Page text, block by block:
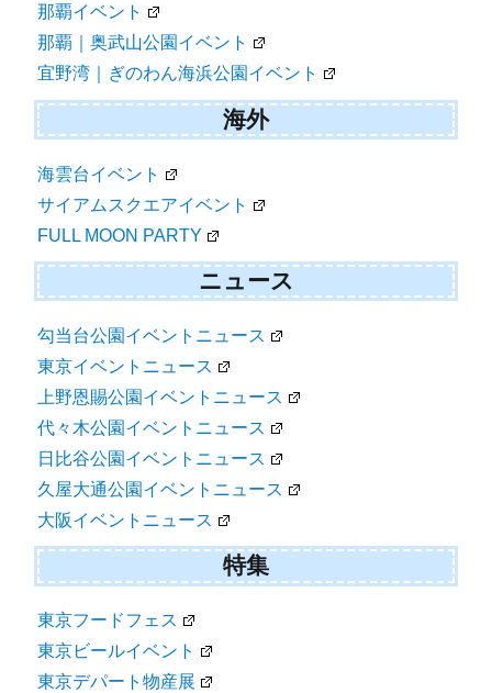
那覇イベント
那覇｜奥武山公園イベント
宜野湾｜ぎのわん海浜公園イベント
海外
海雲台イベント
サイアムスクエアイベント
FULL MOON PARTY
ニュース
勾当台公園イベントニュース
東京イベントニュース
上野恩賜公園イベントニュース
代々木公園イベントニュース
日比谷公園イベントニュース
久屋大通公園イベントニュース
大阪イベントニュース
特集
東京フードフェス
東京ビールイベント
東京デパート物産展